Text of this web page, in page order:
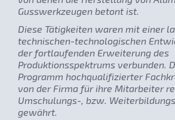
Gusswerkzeugen betont ist.
Diese Tätigkeiten waren mit einer
technischen-technologischen
der fortlaufenden Erweiterung des
Produktionsspektrums verbunden.
Programm hochqualifizierter
von der Firma für ihre Mitarbeiter
Umschulungs-, bzw.
gewährt.